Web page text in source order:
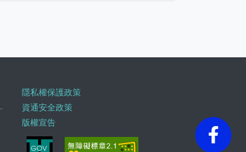
隱私權保護政策
資通安全政策
版權宣告